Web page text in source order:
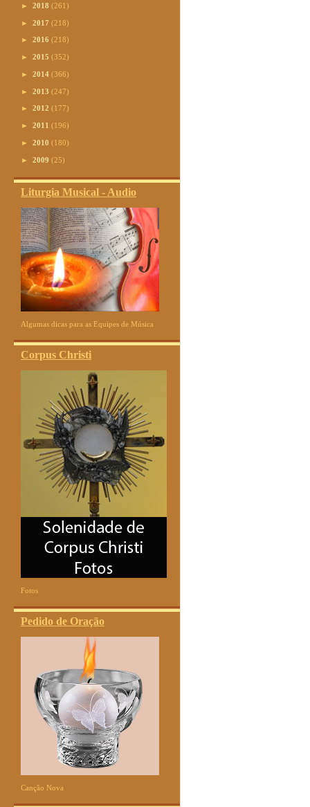
► 2018 (261)
► 2017 (218)
► 2016 (218)
► 2015 (352)
► 2014 (366)
► 2013 (247)
► 2012 (177)
► 2011 (196)
► 2010 (180)
► 2009 (25)
Liturgia Musical - Audio
Algumas dicas para as Equipes de Música
Corpus Christi
Fotos
Pedido de Oração
Canção Nova